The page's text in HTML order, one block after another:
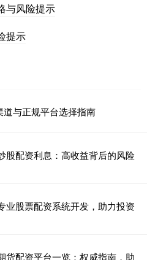
与风险提示
提示
道与正规平台选择指南
股配资利息：高收益背后的风险
业股票配资系统开发，助力投资
货配资平台一览：权威指南，助